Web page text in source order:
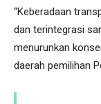
“Keberadaan
dan terintegrasi
menurunkan
daerah pemilihan